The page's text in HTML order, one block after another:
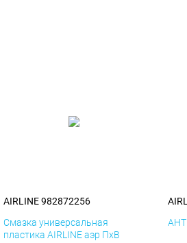
AIRLINE 982872256
Смазка универсальная
пластика AIRLINE аэр ПхВ